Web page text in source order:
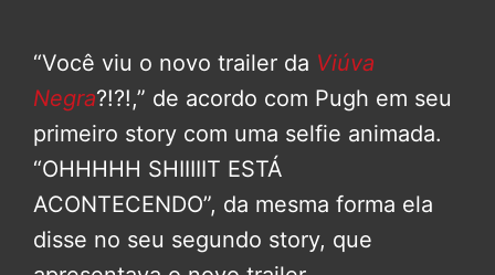
“Você viu o novo trailer da Viúva
Negra?!?!,” de acordo com Pugh em seu
primeiro story com uma selfie animada.
“OHHHHH SHIIIIIT ESTÁ
ACONTECENDO”, da mesma forma ela
disse no seu segundo story, que